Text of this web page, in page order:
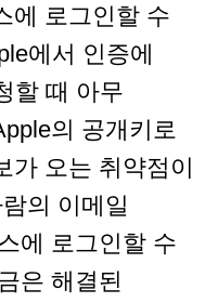
에 로그인할 수
에서 인증에
할 때 아무
의 공개키로
가 오는 취약점이
의 이메일
에 로그인할 수
은 해결된